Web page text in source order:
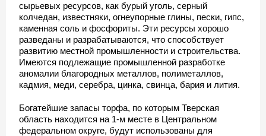
сырьевых ресурсов, как бурый уголь, серный
колчедан, известняки, огнеупорные глины, пески, гипс,
каменная соль и фосфориты. Эти ресурсы хорошо
разведаны и разрабатываются, что способствует
развитию местной промышленности и строительства.
Имеются подлежащие промышленной разработке
аномалии благородных металлов, полиметаллов,
кадмия, меди, серебра, цинка, свинца, бария и лития.
Богатейшие запасы торфа, по которым Тверская
область находится на 1-м месте в Центральном
федеральном округе, будут использованы для